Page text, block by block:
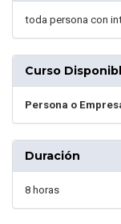
toda persona con
Curso
Persona o
Duración
8 horas